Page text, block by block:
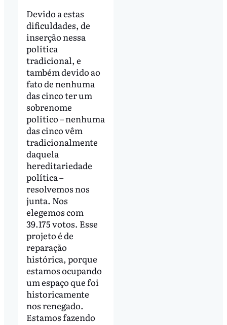
Devido a estas
dificuldades, de
inserção nessa
política
tradicional, e
também devido ao
fato de nenhuma
das cinco ter um
sobrenome
político – nenhuma
das cinco vêm
tradicionalmente
daquela
hereditariedade
política –
resolvemos nos
junta. Nos
elegemos com
39.175 votos. Esse
projeto é de
reparação
histórica, porque
estamos ocupando
um espaço que foi
historicamente
nos renegado.
Estamos fazendo